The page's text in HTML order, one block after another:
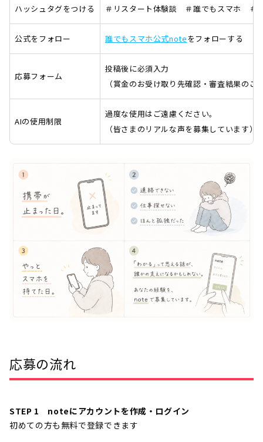
ハッシュタグをつける ＃リスタート体験談 ＃誰でもスマホ ＃
公式をフォロー 誰でもスマホ公式noteをフォローする
応募フォーム
投稿後に必須入力
（賞金のお受け取り先確認・審査結果のご
AIの使用制限
過度な使用はご遠慮ください。
（皆さまのリアルな声を募集しています）
応募の流れ
STEP 1 noteにアカウントを作成・ログイン
初めての方も無料で登録できます